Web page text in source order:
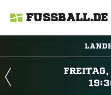
FUSSBALL.DE
